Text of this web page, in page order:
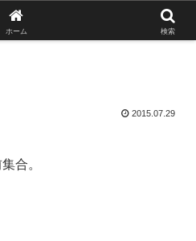
ング！境南ブレーブス！
2015.07.29
合。
ホーム 検索